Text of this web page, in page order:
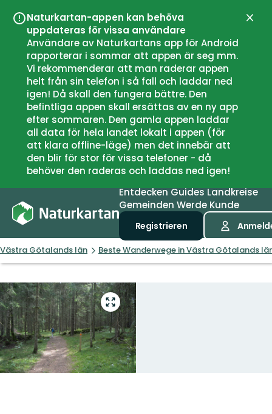
Naturkartan-appen kan behöva
uppdateras för vissa användare
Användare av Naturkartans app för Android
rapporterar i sommar att appen är seg mm.
Vi rekommenderar att man raderar appen
helt från sin telefon i så fall och laddar ned
igen! Då skall den fungera bättre. Den
befintliga appen skall ersättas av en ny app
efter sommaren. Den gamla appen laddar
all data för hela landet lokalt i appen (för
att klara offline-läge) men det innebär att
den blir för stor för vissa telefoner - då
behöver den raderas och laddas ned igen!
EntdeckenGuidesLandkreise
Gemeinden Werde Kunde
Registrieren
Västra Götalands län Beste Wanderwege in Västra Götalands
Vollbild
öffnen